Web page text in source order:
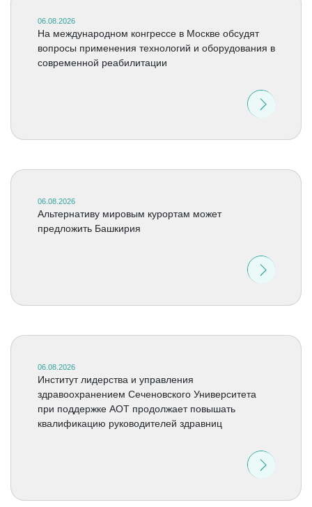
06.08.2026
На международном конгрессе в Москве обсудят
вопросы применения технологий и оборудования в
современной реабилитации
06.08.2026
Альтернативу мировым курортам может
предложить Башкирия
06.08.2026
Институт лидерства и управления
здравоохранением Сеченовского Университета
при поддержке АОТ продолжает повышать
квалификацию руководителей здравниц